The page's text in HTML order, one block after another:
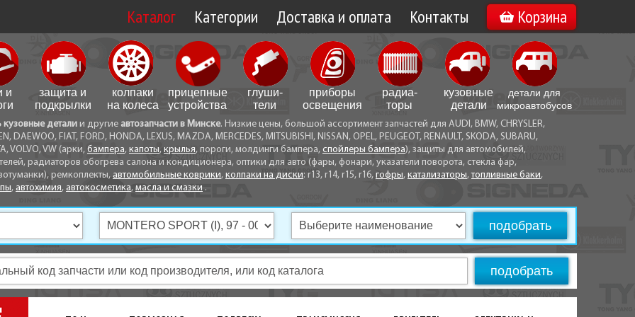
Каталог Категории Доставка и оплата
Доставка по Минску
Доставка по Беларуси
Самовывоз
Способы оплаты
Контакты
Вакансии
Корзина
и
защита и
подкрылки
колпаки
на колеса
прицепные
устройства
глуши­
тели
приборы
освещения
радиа­
торы
кузовные
детали
детали для
микро­автобусов
кузовные детали и другие автозапчасти в Минске. Низкие цены, большой ассортимент запчастей для AUDI, BMW, CHRYSLER,
DAEWOO, FIAT, FORD, HONDA, LEXUS, MAZDA, MERCEDES, MITSUBISHI, NISSAN, OPEL, PEUGEOT, RENAULT, SKODA, SUBARU,
VOLVO, VW (арки, бампера, капоты, крылья, пороги, молдинги бампера, спойлеры бампера), защиты для автомобилей,
радиаторов обогрева салона и кондиционера, оптики для авто (фары, фонари, указатели поворота, стекла фар,
ремкоплекты, автомобильные коврики, колпаки на диски: r13, r14, r15, r16, гофры, катализаторы,топливные баки,
, автохимия, автокосметика, масла и смазки .